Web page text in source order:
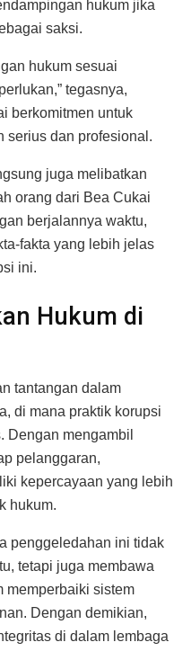
hukum jika
saksi.
hukum sesuai
tegasnya,
berkomitmen untuk
serius dan profesional.
juga melibatkan
orang dari Bea Cukai
berjalannya waktu,
fakta yang lebih jelas
ini.
Hukum di
tantangan dalam
di mana praktik korupsi
Dengan mengambil
pelanggaran,
kepercayaan yang lebih
hukum.
penggeledahan ini tidak
tetapi juga membawa
memperbaiki sistem
Dengan demikian,
di dalam lembaga